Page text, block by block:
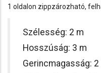
1 oldalon zippzározható,
Szélesség: 2 m
Hosszúság: 3 m
Gerincmagasság: 2